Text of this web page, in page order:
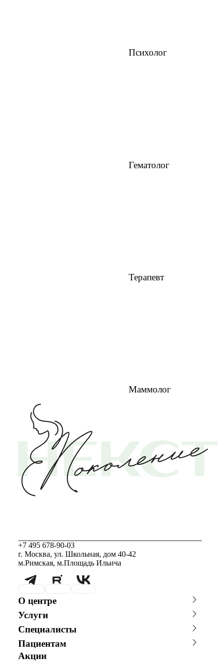
Психолог
Гематолог
Терапевт
Маммолог
+7 495 678-90-03
г. Москва, ул. Школьная, дом 40-42
м.Римская, м.Площадь Ильича
О центре
О клинике
Благотворительность
График работы
Услуги
Консультации специалистов
Программы врт и эко
Акушерство и гинекология
Анализы
Специалисты
Главный врач
Репродуктолог
Андролог
Пациентам
Онлайн-консультации
Акции